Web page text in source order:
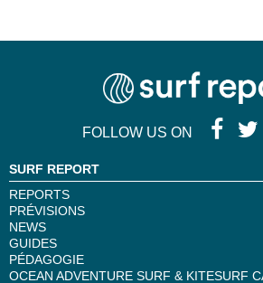
FOLLOW US ON
SURF REPORT
REPORTS
PRÉVISIONS
NEWS
GUIDES
PÉDAGOGIE
OCEAN ADVENTURE SURF & KITESURF